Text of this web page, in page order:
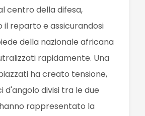
centro della difesa,
reparto e assicurandosi
della nazionale africana
rapidamente. Una
ha creato tensione,
d'angolo divisi tra le due
rappresentato la